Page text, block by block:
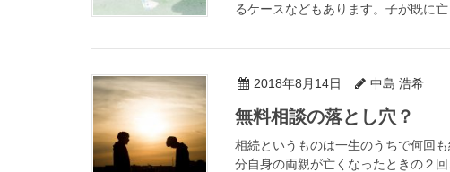
るケースなどもあります。子が既に
2018年8月14日 中島 浩希
無料相談の落とし穴？
相続というものは一生のうちで何回
分自身の両親が亡くなったときの２